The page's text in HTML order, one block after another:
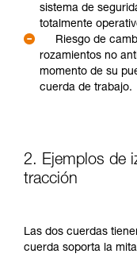
sistema de
totalmente
Riesgo de
rozamientos no
momento de su
cuerda de trabajo.
2. Ejemplos de
tracción
Las dos cuerdas
cuerda soporta la